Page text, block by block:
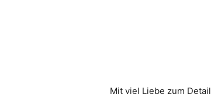
Mit viel Liebe zum Detail